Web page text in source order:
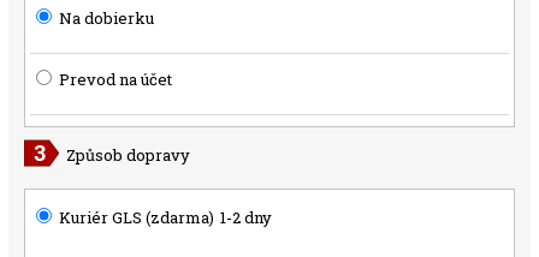
Na dobierku
Prevod na účet
Způsob dopravy
Kuriér GLS (zdarma) 1-2 dny